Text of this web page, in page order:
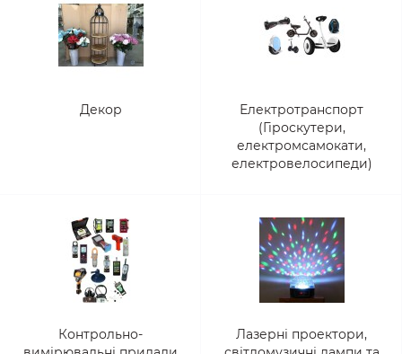
Декор
Електротранспорт
(Гіроскутери,
електромсамокати,
електровелосипеди)
Контрольно-
Лазерні проектори,